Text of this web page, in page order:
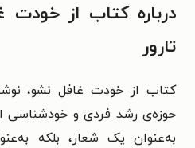
درباره کتاب از خودت
تارور
کتاب از خودت غافل نشو،
حوزه‌ی رشد فردی و خودشناسی
به‌عنوان یک شعار، بلکه